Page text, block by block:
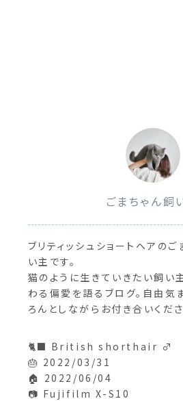
ごまちゃん飼
ブリティッシュショートヘアのご
い主です。
猫のように生きていきたい飼い
わる偏愛を語るブログ。自由気
ろんとしながらお付き合いくださ
🐈‍⬛ British shorthair ♂
🎂 2022/03/31
🏠 2022/06/04
📷 Fujifilm X-S10